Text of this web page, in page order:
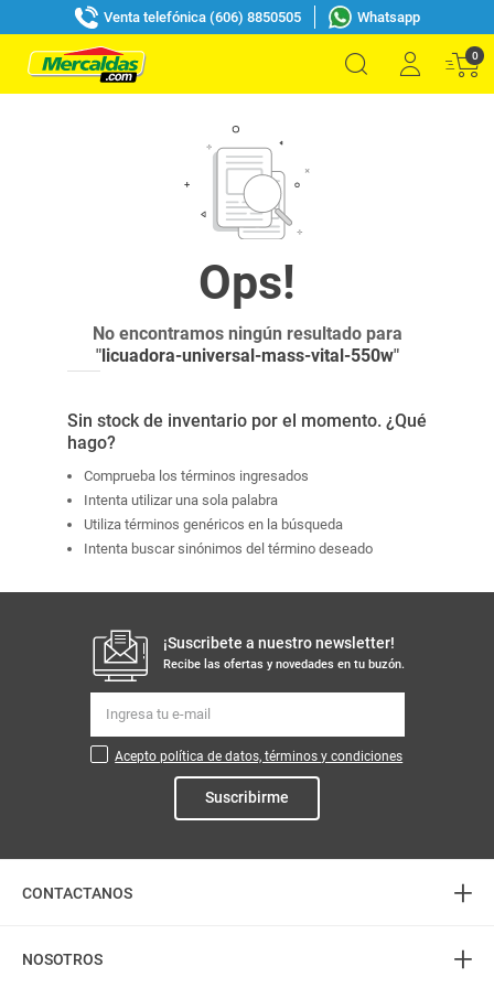
Venta telefónica (606) 8850505 Whatsapp
0
No encontramos ningún resultado para
"licuadora-universal-mass-vital-550w"
Sin stock de inventario por el momento. ¿Qué
hago?
Comprueba los términos ingresados
Intenta utilizar una sola palabra
Utiliza términos genéricos en la búsqueda
Intenta buscar sinónimos del término deseado
¡Suscribete a nuestro newsletter!
Recibe las ofertas y novedades en tu buzón.
Acepto política de datos, términos y condiciones
Suscribirme
CONTACTANOS +
Atención telefónica
NOSOTROS +